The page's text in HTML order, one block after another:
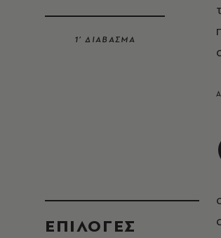
1’ ΔΙΑΒΑΣΜΑ
EΠΙΛΟΓΈΣ